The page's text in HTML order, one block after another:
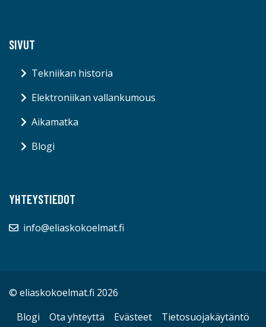
SIVUT
Tekniikan historia
Elektroniikan vallankumous
Aikamatka
Blogi
YHTEYSTIEDOT
info@eliaskokoelmat.fi
© eliaskokoelmat.fi 2026
Blogi
Ota yhteyttä Evästeet
Tietosuojakäytäntö